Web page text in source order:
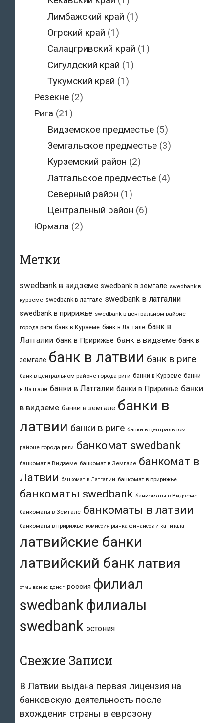
Лимбажский край (1)
Огрский край (1)
Салацгривский край (1)
Сигулдский край (1)
Тукумский край (1)
Резекне(2)
Рига (21)
Видземское предместье (5)
Земгальское предместье (3)
Курземский район (2)
Латгальское предместье (4)
Северный район (1)
Центральный район (6)
Юрмала (2)
Метки
swedbank в видземе swedbank в земгале swedbank в
курземе swedbank в латгале swedbank в латгалии
swedbank в пририжье swedbank в центральном районе
города риги банк в Курземе банк в Латгале банк в
Латгалии банк в Пририжье банк в видземе банк в
земгале банк в латвии банк в риге
банк в центральном районе города риги банки в Курземе банки
в Латгале банки в Латгалии банки в Пририжье банки
в видземе банки в земгале банки в
латвии банки в риге банки в центральном
районе города риги банкомат swedbank
банкомат в Видземе банкомат в Земгале банкомат в
Латвии банкомат в Латгалии банкомат в пририжье
банкоматы swedbank банкоматы в Видземе
банкоматы в Земгале банкоматы в латвии
банкоматы в пририжье комиссия рынка финансов и капитала
латвийские банки
латвийский банк латвия
отмывание денег россия филиал
swedbankфилиалы
swedbank эстония
Свежие Записи
В Латвии выдана первая лицензия на
банковскую деятельность после
вхождения страны в еврозону